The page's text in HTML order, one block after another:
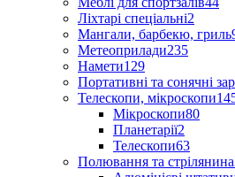
Ліхтарі спеціальні2
Мангали, барбекю, гриль
Метеоприлади235
Намети129
Портативні та сонячні
Телескопи, мікроскопи
Мікроскопи80
Планетарії2
Телескопи63
Полювання та стрілянина